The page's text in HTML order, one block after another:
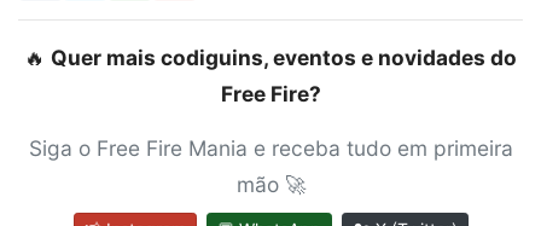
🔥 Quer mais codiguins, eventos e novidades do
Free Fire?
Siga o Free Fire Mania e receba tudo em primeira
mão 🚀